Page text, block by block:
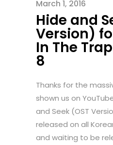
March 1, 2016
Hide and
Version)
In The
8
Thanks for the
shown us on
and Seek (OST
released on all
and waiting to be